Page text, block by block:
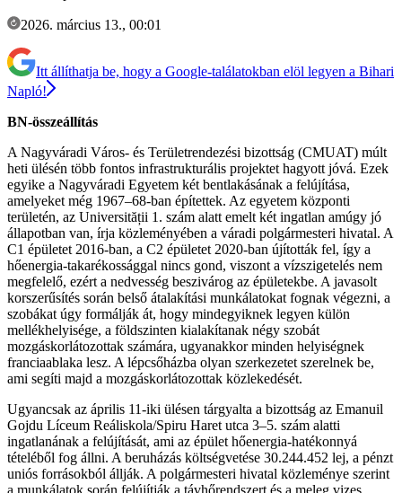
2026. március 13., 00:01
Itt állíthatja be, hogy a Google-találatokban elöl legyen a Bihari
Napló!
BN-összeállítás
A Nagyváradi Város- és Területrendezési bizottság (CMUAT) múlt
heti ülésén több fontos infrastrukturális projektet hagyott jóvá. Ezek
egyike a Nagyváradi Egyetem két bentlakásának a felújítása,
amelyeket még 1967–68-ban építettek. Az egyetem központi
területén, az Universității 1. szám alatt emelt két ingatlan amúgy jó
állapotban van, írja közleményében a váradi polgármesteri hivatal. A
C1 épületet 2016-ban, a C2 épületet 2020-ban újították fel, így a
hőenergia-takarékossággal nincs gond, viszont a vízszigetelés nem
megfelelő, ezért a nedvesség beszivárog az épületekbe. A javasolt
korszerűsítés során belső átalakítási munkálatokat fognak végezni, a
szobákat úgy formálják át, hogy mindegyiknek legyen külön
mellékhelyisége, a földszinten kialakítanak négy szobát
mozgáskorlátozottak számára, ugyanakkor minden helyiségnek
franciaablaka lesz. A lépcsőházba olyan szerkezetet szerelnek be,
ami segíti majd a mozgáskorlátozottak közlekedését.
Ugyancsak az április 11-iki ülésen tárgyalta a bizottság az Emanuil
Gojdu Líceum Reáliskola/Spiru Haret utca 3–5. szám alatti
ingatlanának a felújítását, ami az épület hőenergia-hatékonnyá
tételéből fog állni. A beruházás költségvetése 30.244.452 lej, a pénzt
uniós forrásokból állják. A polgármesteri hivatal közleménye szerint